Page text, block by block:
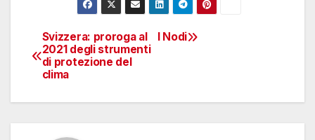
Navigazione
articoli
I Nodi
Svizzera: proroga al
2021 degli strumenti
di protezione del
clima